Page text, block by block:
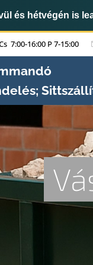
és hétvégén is
7:00-16:00 P 7-15:00